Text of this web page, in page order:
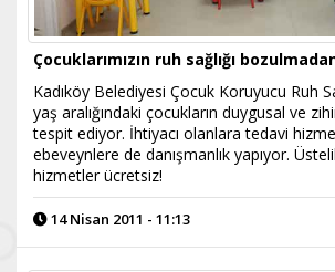
Çocuklarımızın ruh sağlığı
Kadıköy Belediyesi Çocuk Koruyucu Ruh
yaş aralığındaki çocukların duygusal ve
tespit ediyor. İhtiyacı olanlara tedavi
ebeveynlere de danışmanlık yapıyor.
hizmetler ücretsiz!
14 Nisan 2011 - 11:13